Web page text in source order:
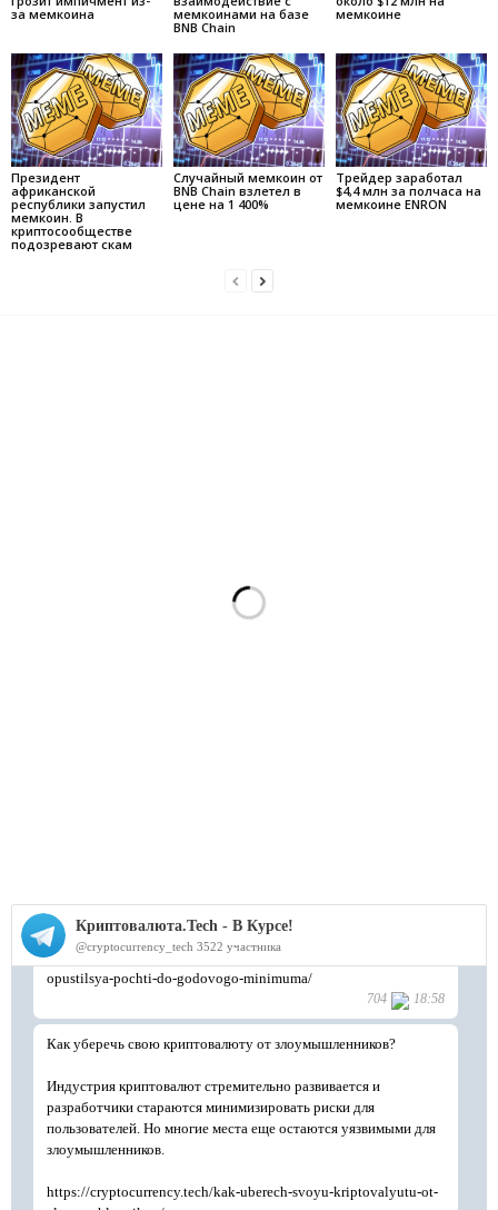
за мемкоина
мемкоинами на базе
BNB Chain
мемкоине
Президент
африканской
республики запустил
мемкоин. В
криптосообществе
подозревают скам
Случайный мемкоин от
BNB Chain взлетел в
цене на 1 400%
Трейдер заработал
$4,4 млн за полчаса на
мемкоине ENRON